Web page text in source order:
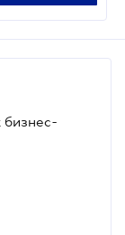
бизнес-